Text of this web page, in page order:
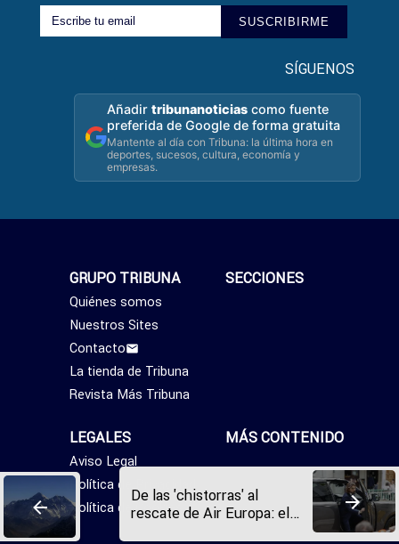
De las 'chistorras' al
rescate de Air Europa: el
SUSCRIBIRME
SÍGUENOS
Añadirtribunanoticias como fuente
preferida de Google de forma gratuita
Mantente al día con Tribuna: la última hora en
deportes, sucesos, cultura, economía y
empresas.
SECCIONES
MÁS CONTENIDO
GRUPO TRIBUNA
Quiénes somos
Nuestros Sites
Contacto
La tienda de Tribuna
Revista Más Tribuna
LEGALES
Aviso Legal
Política de Privacidad
Política de Cookies